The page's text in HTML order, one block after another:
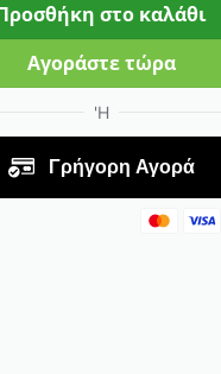
στο καλάθι
Αγοράστε τώρα